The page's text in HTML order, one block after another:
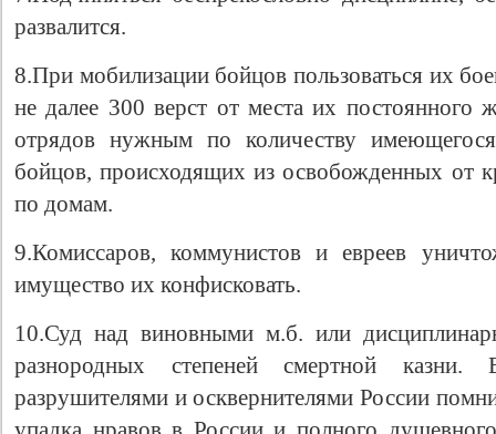
развалится.
8.При мобилизации бойцов пользоваться их
не далее 300 верст от места их постоянного
отрядов нужным по количеству
бойцов, происходящих из освобожденных от
по домам.
9.Комиссаров, коммунистов и евреев
имущество их конфисковать.
10.Суд над виновными м.б. или
разнородных степеней смертной
разрушителями и осквернителями России